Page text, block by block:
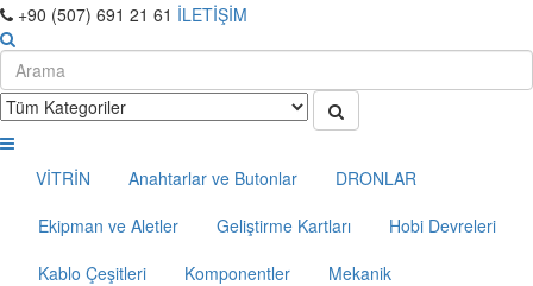
+90 (507) 691 21 61 İLETİŞİM
VİTRİN Anahtarlar ve Butonlar
DRONLAR
Ekipman ve Aletler
Geliştirme Kartları
Hobi Devreleri
Kablo Çeşitleri
Komponentler
Mekanik